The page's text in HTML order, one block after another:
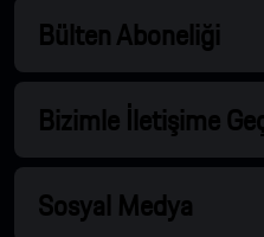
Bülten Aboneliği
Bizimle İletişime
Sosyal Medya